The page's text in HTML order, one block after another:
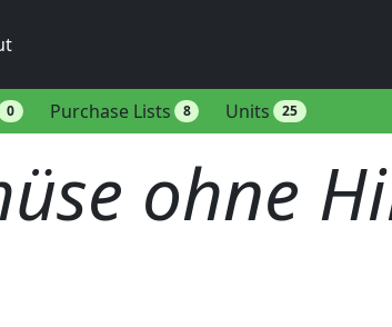
0 Purchase Lists 8 Units 25
ohne